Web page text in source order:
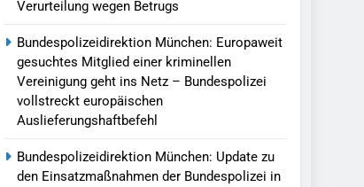
Verurteilung wegen Betrugs
Bundespolizeidirektion München: Europaweit
gesuchtes Mitglied einer kriminellen
Vereinigung geht ins Netz – Bundespolizei
vollstreckt europäischen
Auslieferungshaftbefehl
Bundespolizeidirektion München: Update zu
den Einsatzmaßnahmen der Bundespolizei in